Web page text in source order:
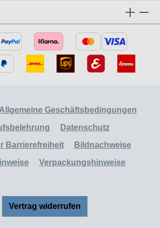
Allgemeine Geschäftsbedingungen
Datenschutz
Barrierefreiheit
Bildnachweise
Verpackungshinweise
Vertrag widerrufen